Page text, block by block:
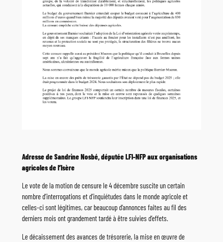
Adresse de Sandrine Nosbé, députée LFI-NFP aux organisations
agricoles de l’Isère
Le vote de la motion de censure le 4 décembre suscite un certain
nombre d’interrogations et d’inquiétudes dans le monde agricole et
celles-ci sont légitimes, car beaucoup d’annonces faites au fil des
derniers mois ont grandement tardé à être suivies d’effets.
Le décaissement des avances de trésorerie, la mise en œuvre de